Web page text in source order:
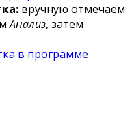
вручную отмечаем
Анализ, затем